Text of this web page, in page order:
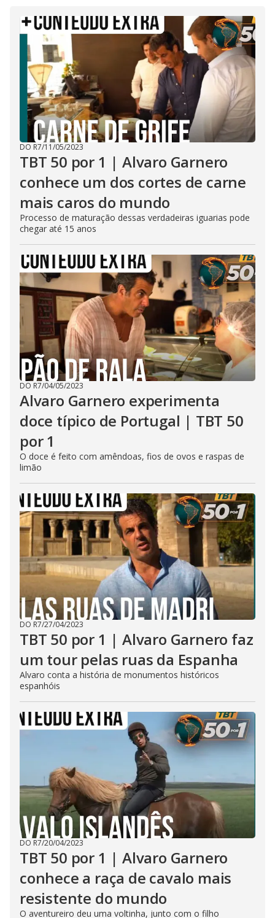
DO R7/11/05/2023
TBT 50 por 1 | Alvaro Garnero
conhece um dos cortes de carne
mais caros do mundo
Processo de maturação dessas verdadeiras iguarias pode
chegar até 15 anos
DO R7/04/05/2023
Alvaro Garnero experimenta
doce típico de Portugal | TBT 50
por 1
O doce é feito com amêndoas, fios de ovos e raspas de
limão
DO R7/27/04/2023
TBT 50 por 1 | Alvaro Garnero faz
um tour pelas ruas da Espanha
Alvaro conta a história de monumentos históricos
espanhóis
DO R7/20/04/2023
TBT 50 por 1 | Alvaro Garnero
conhece a raça de cavalo mais
resistente do mundo
O aventureiro deu uma voltinha, junto com o filho